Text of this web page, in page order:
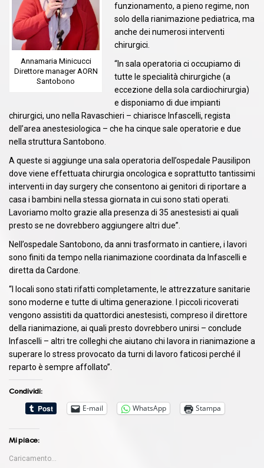
Annamaria Minicucci
Direttore manager AORN
Santobono
funzionamento, a pieno regime, non
solo della rianimazione pediatrica, ma
anche dei numerosi interventi
chirurgici.
“In sala operatoria ci occupiamo di
tutte le specialità chirurgiche (a
eccezione della sola cardiochirurgia)
e disponiamo di due impianti
chirurgici, uno nella Ravaschieri – chiarisce Infascelli, regista
dell’area anestesiologica – che ha cinque sale operatorie e due
nella struttura Santobono.
A queste si aggiunge una sala operatoria dell’ospedale Pausilipon
dove viene effettuata chirurgia oncologica e soprattutto tantissimi
interventi in day surgery che consentono ai genitori di riportare a
casa i bambini nella stessa giornata in cui sono stati operati.
Lavoriamo molto grazie alla presenza di 35 anestesisti ai quali
presto se ne dovrebbero aggiungere altri due”.
Nell’ospedale Santobono, da anni trasformato in cantiere, i lavori
sono finiti da tempo nella rianimazione coordinata da Infascelli e
diretta da Cardone.
“I locali sono stati rifatti completamente, le attrezzature sanitarie
sono moderne e tutte di ultima generazione. I piccoli ricoverati
vengono assistiti da quattordici anestesisti, compreso il direttore
della rianimazione, ai quali presto dovrebbero unirsi – conclude
Infascelli – altri tre colleghi che aiutano chi lavora in rianimazione a
superare lo stress provocato da turni di lavoro faticosi perché il
reparto è sempre affollato”.
Condividi:
E-mail
WhatsApp Stampa
Mi piace:
Caricamento...